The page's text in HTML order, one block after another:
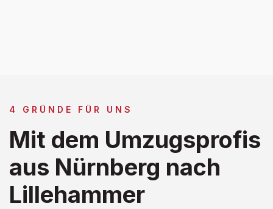
4 GRÜNDE FÜR UNS
Mit dem Umzugsprofis
aus Nürnberg nach
Lillehammer